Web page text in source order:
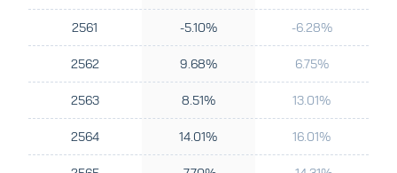
2561 -5.10% -6.28%
2562 9.68% 6.75%
2563 8.51% 13.01%
2564 14.01% 16.01%